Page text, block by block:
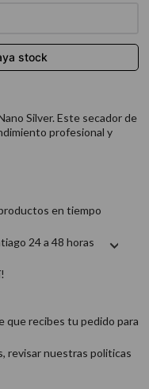
Silver. Este secador de
profesional y
en tiempo
24 a 48 horas
que recibes tu pedido para
revisar nuestras politicas